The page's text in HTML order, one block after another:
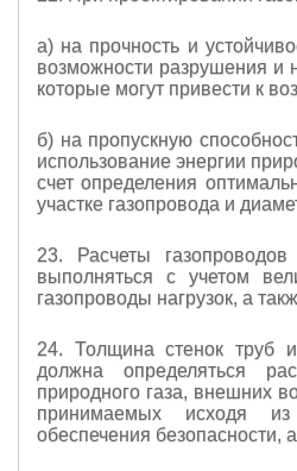
а) на прочность и
возможности разрушения и
которые могут привести к
б) на пропускную
использование энергии
счет определения
участке газопровода и
23. Расчеты
выполняться с учетом
газопроводы нагрузок, а
24. Толщина стенок труб и
должна определяться
природного газа, внешних
принимаемых исходя
обеспечения безопасности,